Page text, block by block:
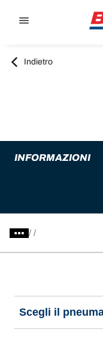
Indietro
INFORMAZIONI
/
Scegli il